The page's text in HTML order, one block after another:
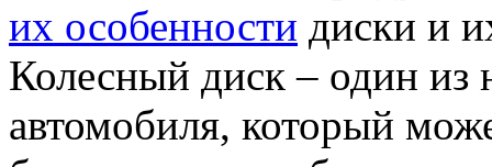
их особенности
Колесный диск – один из
автомобиля, который